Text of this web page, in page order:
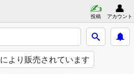
投稿 アカウント
により販売されています